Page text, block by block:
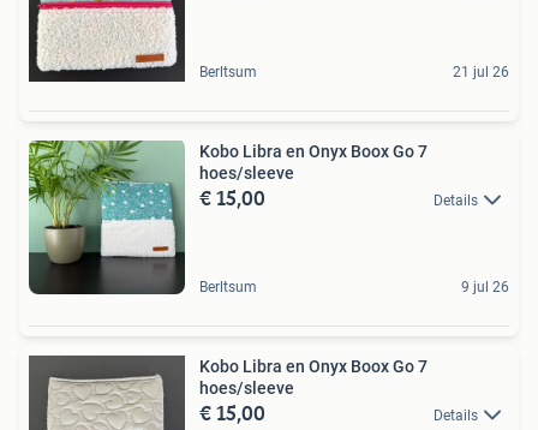
Berltsum 21 jul 26
Kobo Libra en Onyx Boox Go 7
hoes/sleeve
€ 15,00 Details
Berltsum 9 jul 26
Kobo Libra en Onyx Boox Go 7
hoes/sleeve
€ 15,00 Details